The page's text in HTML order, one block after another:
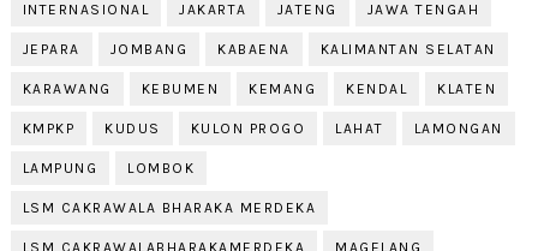
INTERNASIONAL JAKARTA JATENG JAWA TENGAH
JEPARA JOMBANG KABAENA KALIMANTAN SELATAN
KARAWANG KEBUMEN KEMANG KENDAL KLATEN
KMPKP KUDUS KULON PROGO LAHAT LAMONGAN
LAMPUNG LOMBOK
LSM CAKRAWALA BHARAKA MERDEKA